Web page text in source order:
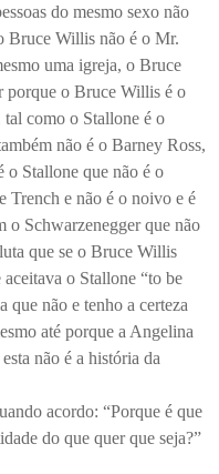
do mesmo sexo não
Bruce Willis não é o Mr.
uma igreja, o Bruce
porque o Bruce Willis é o
como o Stallone é o
não é o Barney Ross,
o Stallone que não é o
Trench e não é o noivo e é
o Schwarzenegger que não
que se o Bruce Willis
aceitava o Stallone “to be
não e tenho a certeza
até porque a Angelina
não é a história da
acordo: “Porque é que
do que quer que seja?”